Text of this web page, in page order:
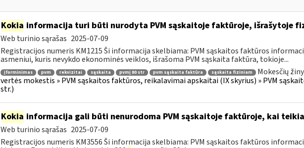
Kokia informacija turi būti nurodyta PVM sąskaitoje faktūroje, išrašytoje
Web turinio sąrašas 2025-07-09
Registracijos numeris KM1215 Ši informacija skelbiama: PVM sąskaitos faktūros
asmeniui, kuris nevykdo ekonominės veiklos, išrašoma PVM sąskaita faktūra, tokioje...
įforminimas pvm rekvizitai sąskaita pvmį 80 str pvm sąskaita faktūra sąskaita fiziniam Mokesčių
vertės mokestis » PVM sąskaitos faktūros, reikalavimai apskaitai (IX skyrius) » PVM
str.)
Kokia informacija gali būti nenurodoma PVM sąskaitoje faktūroje, kai
Web turinio sąrašas 2025-07-09
Registracijos numeris KM3556 Ši informacija skelbiama: PVM sąskaitos faktūros